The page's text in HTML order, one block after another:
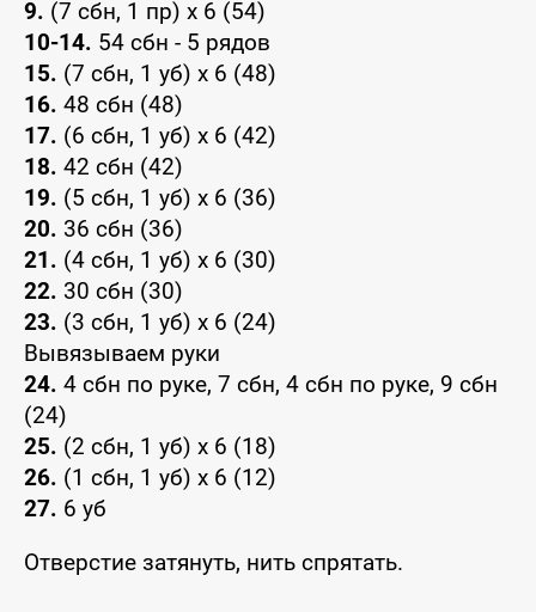
9. (7 сбн, 1 пр) х 6 (54)
10-14. 54 сбн - 5 рядов
15. (7 сбн, 1 уб) х 6 (48)
16. 48 сбн (48)
17. (6 сбн, 1 уб) х 6 (42)
18. 42 сбн (42)
19. (5 сбн, 1 уб) х 6 (36)
20. 36 сбн (36)
21. (4 сбн, 1 уб) х 6 (30)
22. 30 сбн (30)
23. (3 сбн, 1 уб) х 6 (24)
Вывязываем руки
24. 4 сбн по руке, 7 сбн, 4 сбн по руке, 9 сбн
(24)
25. (2 сбн, 1 уб) х 6 (18)
26. (1 сбн, 1 уб) х 6 (12)
27. 6 уб
Отверстие затянуть, нить спрятать.